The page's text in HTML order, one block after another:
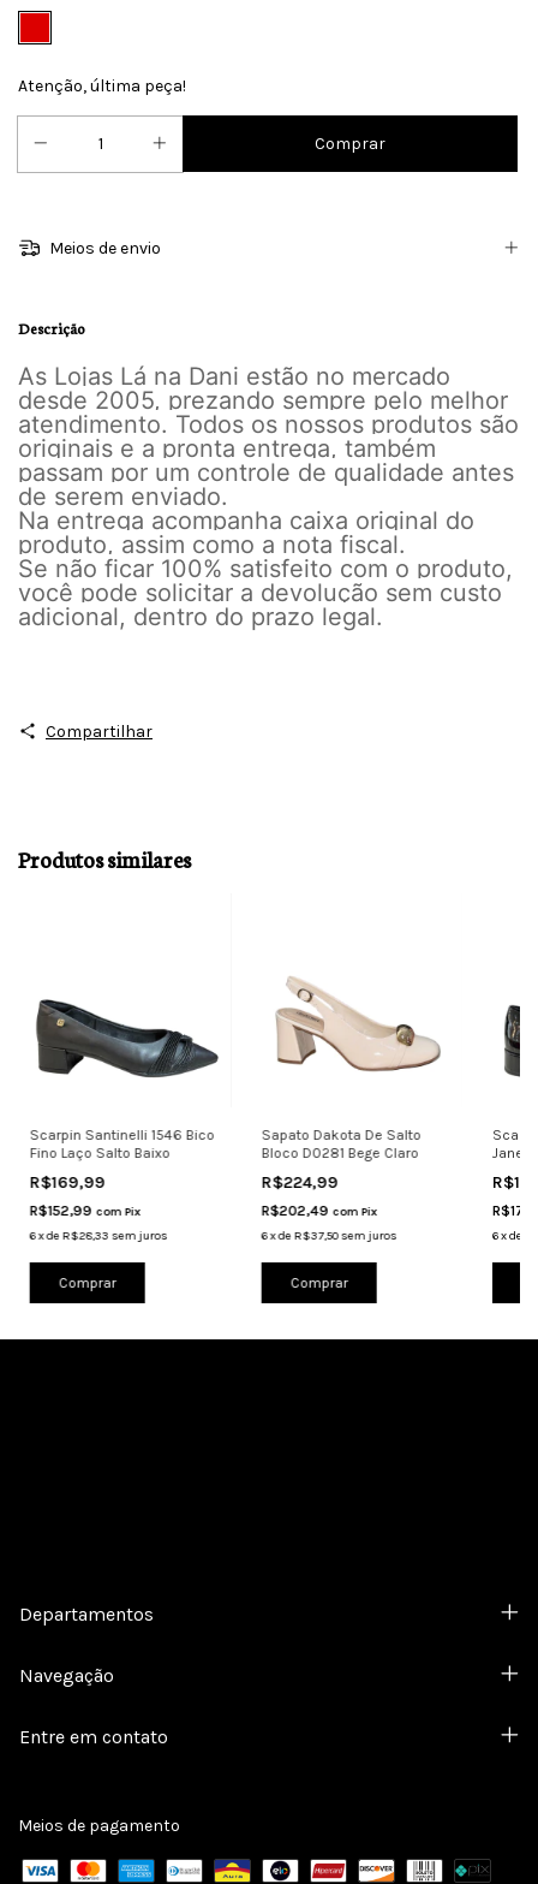
Atenção, última peça!
Meios de envio
Descrição
As Lojas Lá na Dani estão no mercado
desde 2005, prezando sempre pelo melhor
atendimento. Todos os nossos produtos são
originais e a pronta entrega, também
passam por um controle de qualidade antes
de serem enviado.
Na entrega acompanha caixa original do
produto, assim como a nota fiscal.
Se não ficar 100% satisfeito com o produto,
você pode solicitar a devolução sem custo
adicional, dentro do prazo legal.
Compartilhar
Produtos similares
Scarpin Santinelli 1546 Bico
Fino Laço Salto Baixo
R$169,99
R$152,99 com Pix
6xdeR$28,33 sem juros
Comprar
Sapato Dakota De Salto
Bloco D0281 Bege Claro
R$224,99
R$202,49 com Pix
6xdeR$37,50 sem juros
Comprar
Jane
6xde
Departamentos
Navegação
Entre em contato
Meios de pagamento